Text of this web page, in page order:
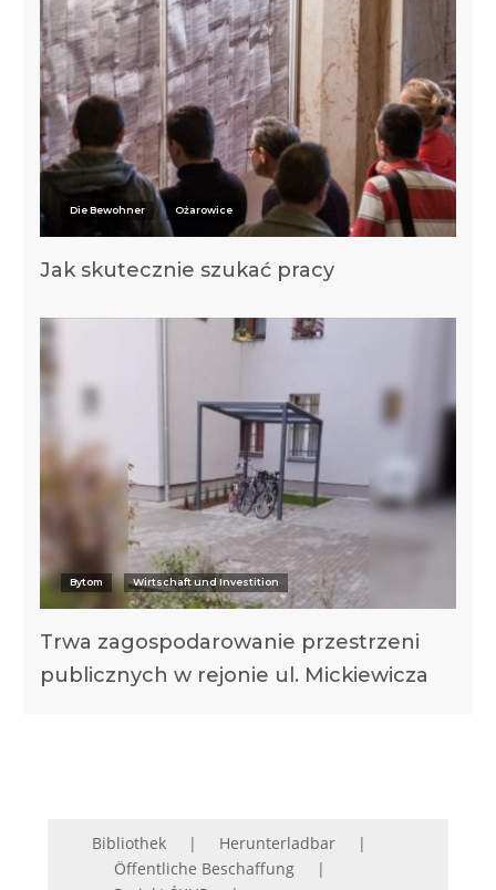
Die Bewohner Ożarowice
Jak skutecznie szukać pracy
Bytom Wirtschaft und Investition
Trwa zagospodarowanie przestrzeni
publicznych w rejonie ul. Mickiewicza
Bibliothek
Herunterladbar
Öffentliche Beschaffung